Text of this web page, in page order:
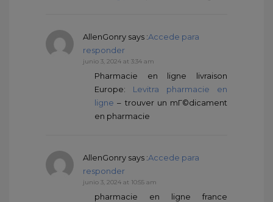
AllenGonry says :Accede para
responder
junio 3, 2024 at 3:34 am
Pharmacie en ligne livraison
Europe: Levitra pharmacie en
ligne – trouver un mГ©dicament
en pharmacie
AllenGonry says :Accede para
responder
junio 3, 2024 at 10:55 am
pharmacie en ligne france